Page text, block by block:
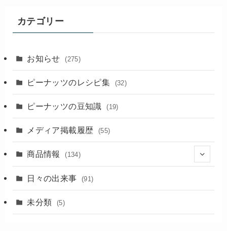
カテゴリー
お知らせ (275)
ピーナッツのレシピ集 (32)
ピーナッツの豆知識 (19)
メディア掲載履歴 (55)
商品情報 (134)
(18)
日々の出来事 (91)
未分類 (5)